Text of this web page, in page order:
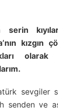
sevgiler
senden ve